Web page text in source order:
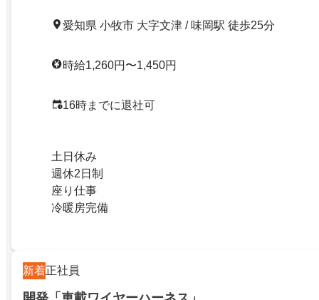
愛知県 小牧市 大字文津 / 味岡駅 徒歩25分
時給1,260円〜1,450円
16時までに退社可
土日休み
週休2日制
座り仕事
冷暖房完備
新着正社員